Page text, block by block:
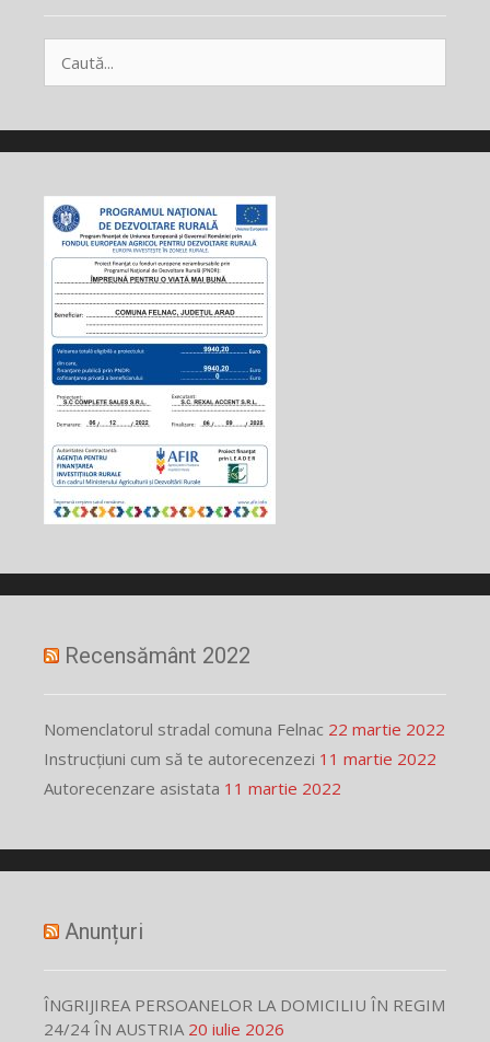
după:
Recensământ 2022
Nomenclatorul stradal comuna Felnac 22 martie 2022
Instrucțiuni cum să te autorecenzezi 11 martie 2022
Autorecenzare asistata 11 martie 2022
Anunțuri
ÎNGRIJIREA PERSOANELOR LA DOMICILIU ÎN REGIM
24/24 ÎN AUSTRIA 20 iulie 2026